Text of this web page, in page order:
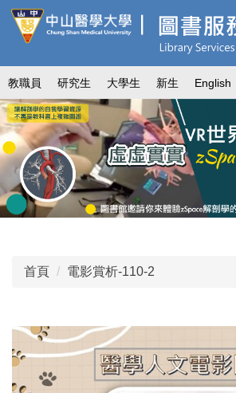
跳
到
要
內
容
區
教職員 研究生 大學生 新生 English
首頁 電影賞析-110-2